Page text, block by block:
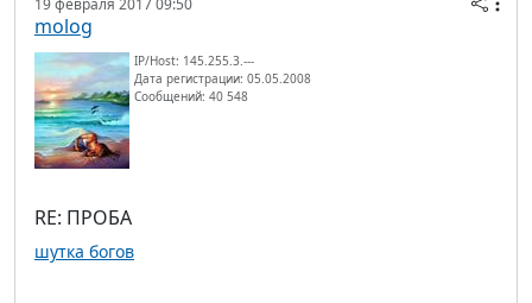
molog
IP/Host: 145.255.3.---
Дата регистрации: 05.05.2008
Сообщений: 40 548
RE: ПРОБА
шутка богов